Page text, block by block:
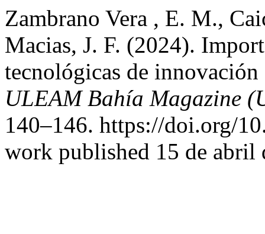
Zambrano Vera , E. M.,
Macias, J. F. (2024).
tecnológicas de
ULEAM Bahía Magazine
140–146. https://doi.org/
work published 15 de abril